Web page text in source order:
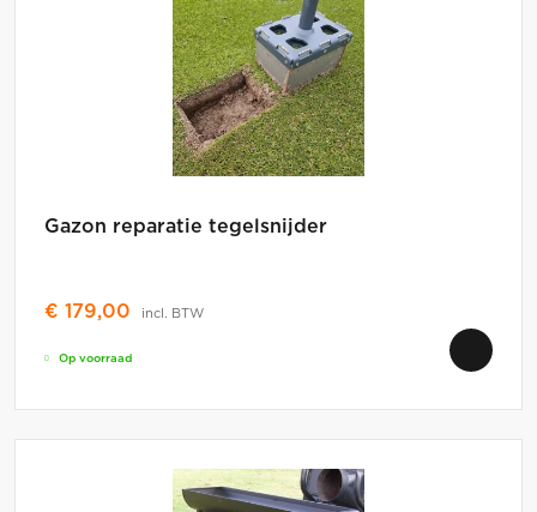
Gazon reparatie tegelsnijder
€ 179,00 incl. BTW
Op voorraad